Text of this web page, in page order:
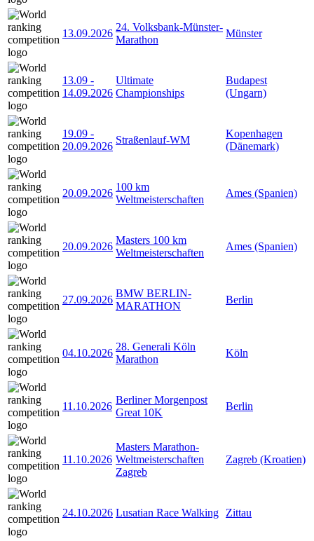
13.09.2026
24. Volksbank-Münster-
Marathon
Münster
13.09 -
14.09.2026
Ultimate
Championships
Budapest
(Ungarn)
19.09 -
20.09.2026
Straßenlauf-WM
Kopenhagen
(Dänemark)
20.09.2026
100 km
Weltmeisterschaften
Ames (Spanien)
20.09.2026
Masters 100 km
Weltmeisterschaften
Ames (Spanien)
27.09.2026
BMW BERLIN-
MARATHON
Berlin
04.10.2026
28. Generali Köln
Marathon
Köln
11.10.2026
Berliner Morgenpost
Great 10K
Berlin
11.10.2026
Masters Marathon-
Weltmeisterschaften
Zagreb
Zagreb (Kroatien)
24.10.2026 Lusatian Race Walking Zittau